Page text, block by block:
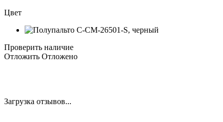
Цвет
Проверить наличие
Отложить Отложено
Загрузка отзывов...